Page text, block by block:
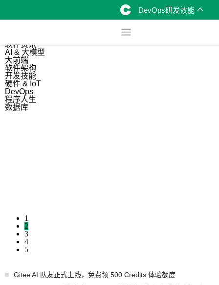
DevOps研发效能
软件资讯
AI & 大模型
大前端
软件架构
开发技能
硬件 & IoT
DevOps
程序人生
数据库
1
2
3
4
5
Gitee AI 队友正式上线，免费领 500 Credits 体验额度